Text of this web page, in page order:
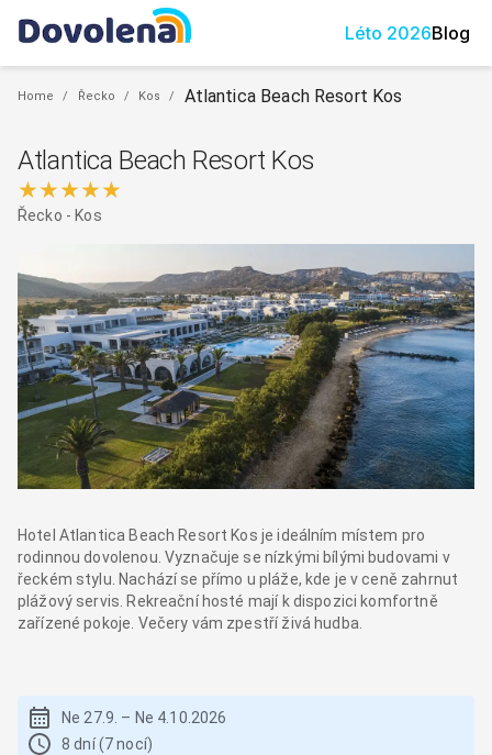
Léto 2026Blog
Home / Řecko / Kos / Atlantica Beach Resort Kos
Atlantica Beach Resort Kos
★★★★★
Řecko - Kos
Hotel Atlantica Beach Resort Kos je ideálním místem pro
rodinnou dovolenou. Vyznačuje se nízkými bílými budovami v
řeckém stylu. Nachází se přímo u pláže, kde je v ceně zahrnut
plážový servis. Rekreační hosté mají k dispozici komfortně
zařízené pokoje. Večery vám zpestří živá hudba.
Ne 27.9. – Ne 4.10.2026
8 dní (7 nocí)